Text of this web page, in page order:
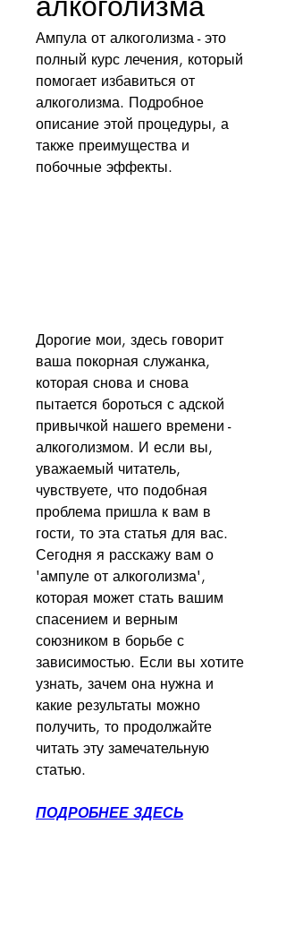
Ампула от алкоголизма - это
полный курс лечения, который
помогает избавиться от
алкоголизма. Подробное
описание этой процедуры, а
также преимущества и
побочные эффекты.
Дорогие мои, здесь говорит
ваша покорная служанка,
которая снова и снова
пытается бороться с адской
привычкой нашего времени -
алкоголизмом. И если вы,
уважаемый читатель,
чувствуете, что подобная
проблема пришла к вам в
гости, то эта статья для вас.
Сегодня я расскажу вам о
'ампуле от алкоголизма',
которая может стать вашим
спасением и верным
союзником в борьбе с
зависимостью. Если вы хотите
узнать, зачем она нужна и
какие результаты можно
получить, то продолжайте
читать эту замечательную
статью.
ПОДРОБНЕЕ ЗДЕСЬ